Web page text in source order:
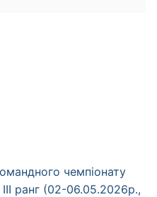
чемпіонату
ранг (02-06.05.2026р.,